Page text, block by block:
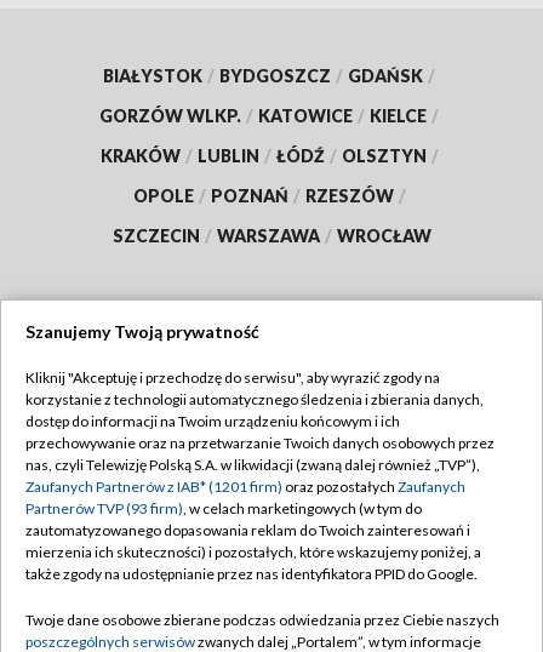
BIAŁYSTOK / BYDGOSZCZ / GDAŃSK /
GORZÓW WLKP. / KATOWICE / KIELCE /
KRAKÓW / LUBLIN / ŁÓDŹ / OLSZTYN /
OPOLE / POZNAŃ / RZESZÓW /
SZCZECIN / WARSZAWA / WROCŁAW
TVP
Abonament TVP
Emisja w TVP
Centrum informacji TVP
Naziemna Telewizja Cyfrowa
Rada Programowa
Regulamin TVP
Polityka prywatności
Moje zgody
Pomoc
Kontakt
Szanujemy Twoją prywatność
Kliknij "Akceptuję i przechodzę do serwisu", aby wyrazić zgody na
korzystanie z technologii automatycznego śledzenia i zbierania danych,
dostęp do informacji na Twoim urządzeniu końcowym i ich
przechowywanie oraz na przetwarzanie Twoich danych osobowych przez
nas, czyli Telewizję Polską S.A. w likwidacji (zwaną dalej również „TVP”),
Zaufanych Partnerów z IAB* (1201 firm) oraz pozostałych Zaufanych
Partnerów TVP (93 firm), w celach marketingowych (w tym do
zautomatyzowanego dopasowania reklam do Twoich zainteresowań i
mierzenia ich skuteczności) i pozostałych, które wskazujemy poniżej, a
także zgody na udostępnianie przez nas identyfikatora PPID do Google.
Twoje dane osobowe zbierane podczas odwiedzania przez Ciebie naszych
poszczególnych serwisówzwanych dalej „Portalem”, w tym informacje